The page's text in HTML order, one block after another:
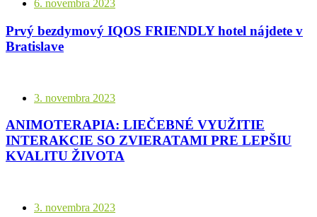
6. novembra 2023
Prvý bezdymový IQOS FRIENDLY hotel nájdete v
Bratislave
3. novembra 2023
ANIMOTERAPIA: LIEČEBNÉ VYUŽITIE
INTERAKCIE SO ZVIERATAMI PRE LEPŠIU
KVALITU ŽIVOTA
3. novembra 2023